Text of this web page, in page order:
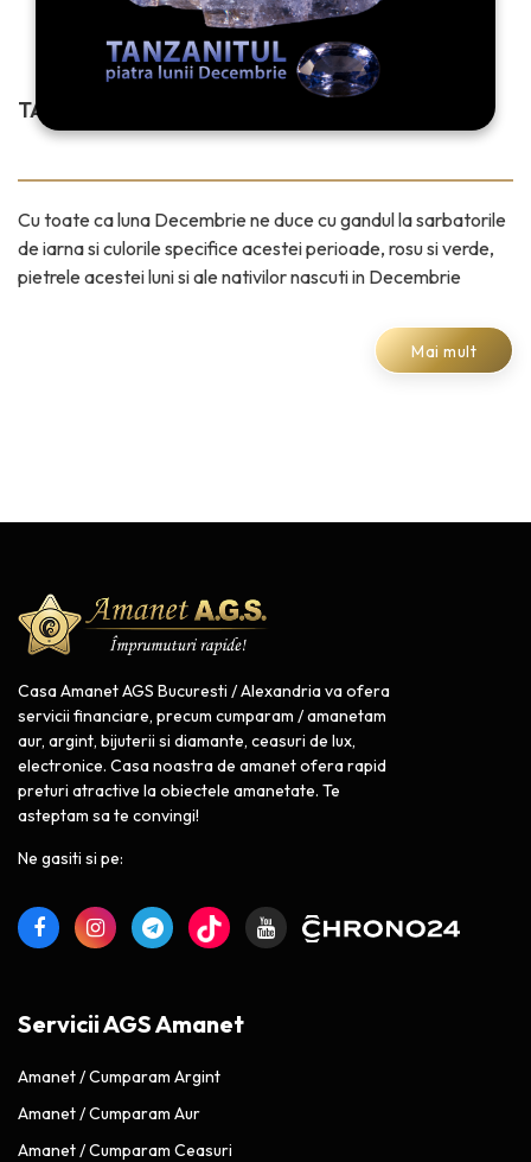
TANZANITUL – PIATRA LUNII DECEMBRIE
Cu toate ca luna Decembrie ne duce cu gandul la sarbatorile
de iarna si culorile specifice acestei perioade, rosu si verde,
pietrele acestei luni si ale nativilor nascuti in Decembrie
Mai mult
Casa Amanet AGS Bucuresti / Alexandria va ofera
servicii financiare, precum cumparam / amanetam
aur, argint, bijuterii si diamante, ceasuri de lux,
electronice. Casa noastra de amanet ofera rapid
preturi atractive la obiectele amanetate. Te
asteptam sa te convingi!
Ne gasiti si pe:
Servicii AGS Amanet
Amanet / Cumparam Argint
Amanet / Cumparam Aur
Amanet / Cumparam Ceasuri